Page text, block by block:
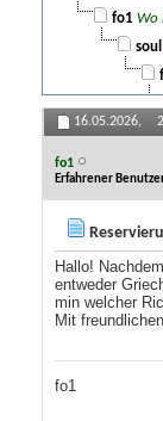
fo1 Wo
soul
16.05.2026,
fo1
Erfahrener
Hallo!
entweder
min welcher
Mit
fo1